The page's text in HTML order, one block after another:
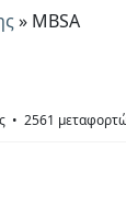
» MBSA
2561